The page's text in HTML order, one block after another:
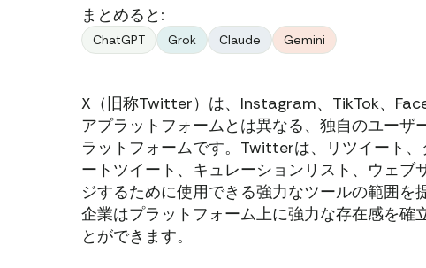
まとめると:
ChatGPT Grok Claude Gemini
X（旧称Twitter）は、Instagram、TikTok、
アプラットフォームとは異なる、独自のユー
ラットフォームです。Twitterは、リツイート
ートツイート、キュレーションリスト、ウェ
ジするために使用できる強力なツールの範囲を
企業はプラットフォーム上に強力な存在感を確
とができます。